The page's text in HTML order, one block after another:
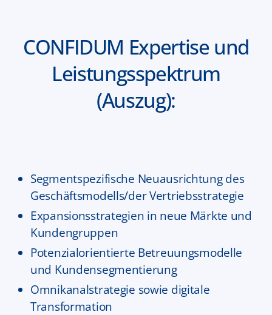
CONFIDUM Expertise und
Leistungsspektrum
(Auszug):
Segmentspezifische Neuausrichtung des
Geschäftsmodells/der Vertriebsstrategie
Expansionsstrategien in neue Märkte und
Kundengruppen
Potenzialorientierte Betreuungsmodelle
und Kundensegmentierung
Omnikanalstrategie sowie digitale
Transformation